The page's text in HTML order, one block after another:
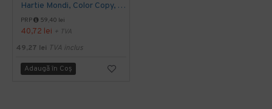
Hartie Mondi, Color Copy, A4, 300 g/mp, 125 coli/top
PRP 59,40 lei
40,72 lei + TVA
49,27 lei TVA inclus
Adaugă în Coş